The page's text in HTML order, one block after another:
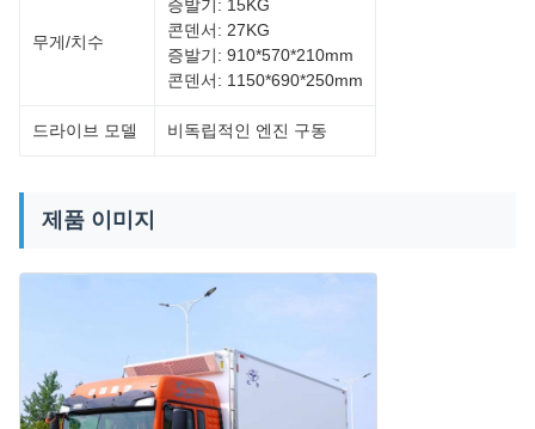
무게/치수
증발기: 15KG
콘덴서: 27KG
증발기: 910*570*210mm
콘덴서: 1150*690*250mm
드라이브 모델 비독립적인 엔진 구동
제품 이미지